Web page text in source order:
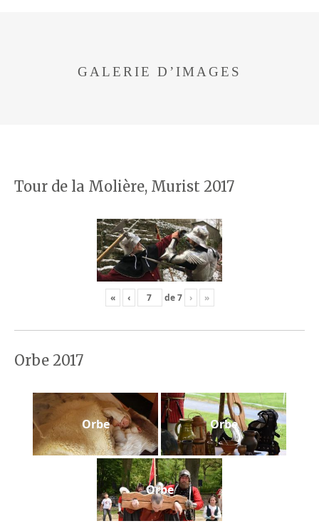
GALERIE D’IMAGES
Tour de la Molière, Murist 2017
« ‹ de7 › »
Orbe 2017
Orbe Orbe
Orbe